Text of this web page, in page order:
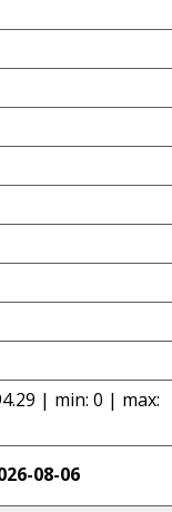
| min: 0 | max:
08-06